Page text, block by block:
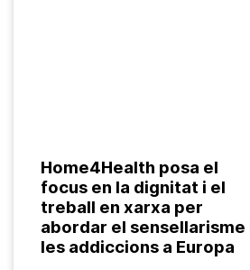
Home4Health posa el
focus en la dignitat i el
treball en xarxa per
abordar el sensellarisme
les addiccions a Europa